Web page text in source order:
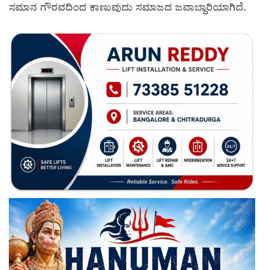
ಸಮಾನ ಗೌರವದಿಂದ ಕಾಣುವುದು ಸಮಾಜದ ಜವಾಬ್ದಾರಿಯಾಗಿದೆ.